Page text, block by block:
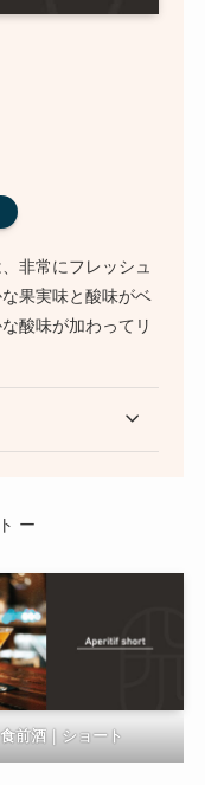
非常にフレッシュ
果実味と酸味がベ
酸味が加わってリ
ー
食前酒｜ショート